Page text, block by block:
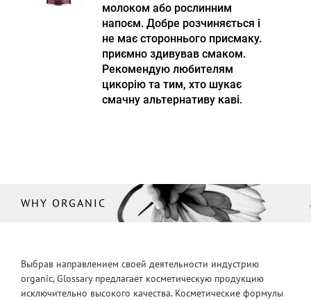
молоком або рослинним
напоєм. Добре розчиняється і
не має стороннього присмаку.
приємно здивував смаком.
Рекомендую любителям
цикорію та тим, хто шукає
смачну альтернативу каві.
WHY ORGANIC
Выбрав направлением своей деятельности индустрию
organic, Glossary предлагает косметическую продукцию
исключительно высокого качества. Косметические формулы